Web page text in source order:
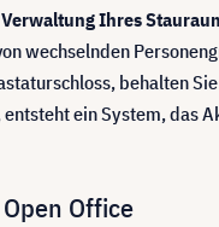
Ihres
wechselnden
behalten
ein System, das
Office